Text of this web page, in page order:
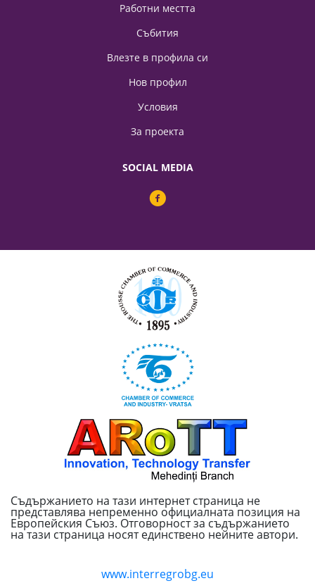
Работни местта
Събития
Влезте в профила си
Нов профил
Условия
За проекта
SOCIAL MEDIA
Съдържанието на тази интернет страница не
представлява непременно официалната позиция на
Европейския Съюз. Отговорност за съдържанието
на тази страница носят единствено нейните автори.
www.interregrobg.eu